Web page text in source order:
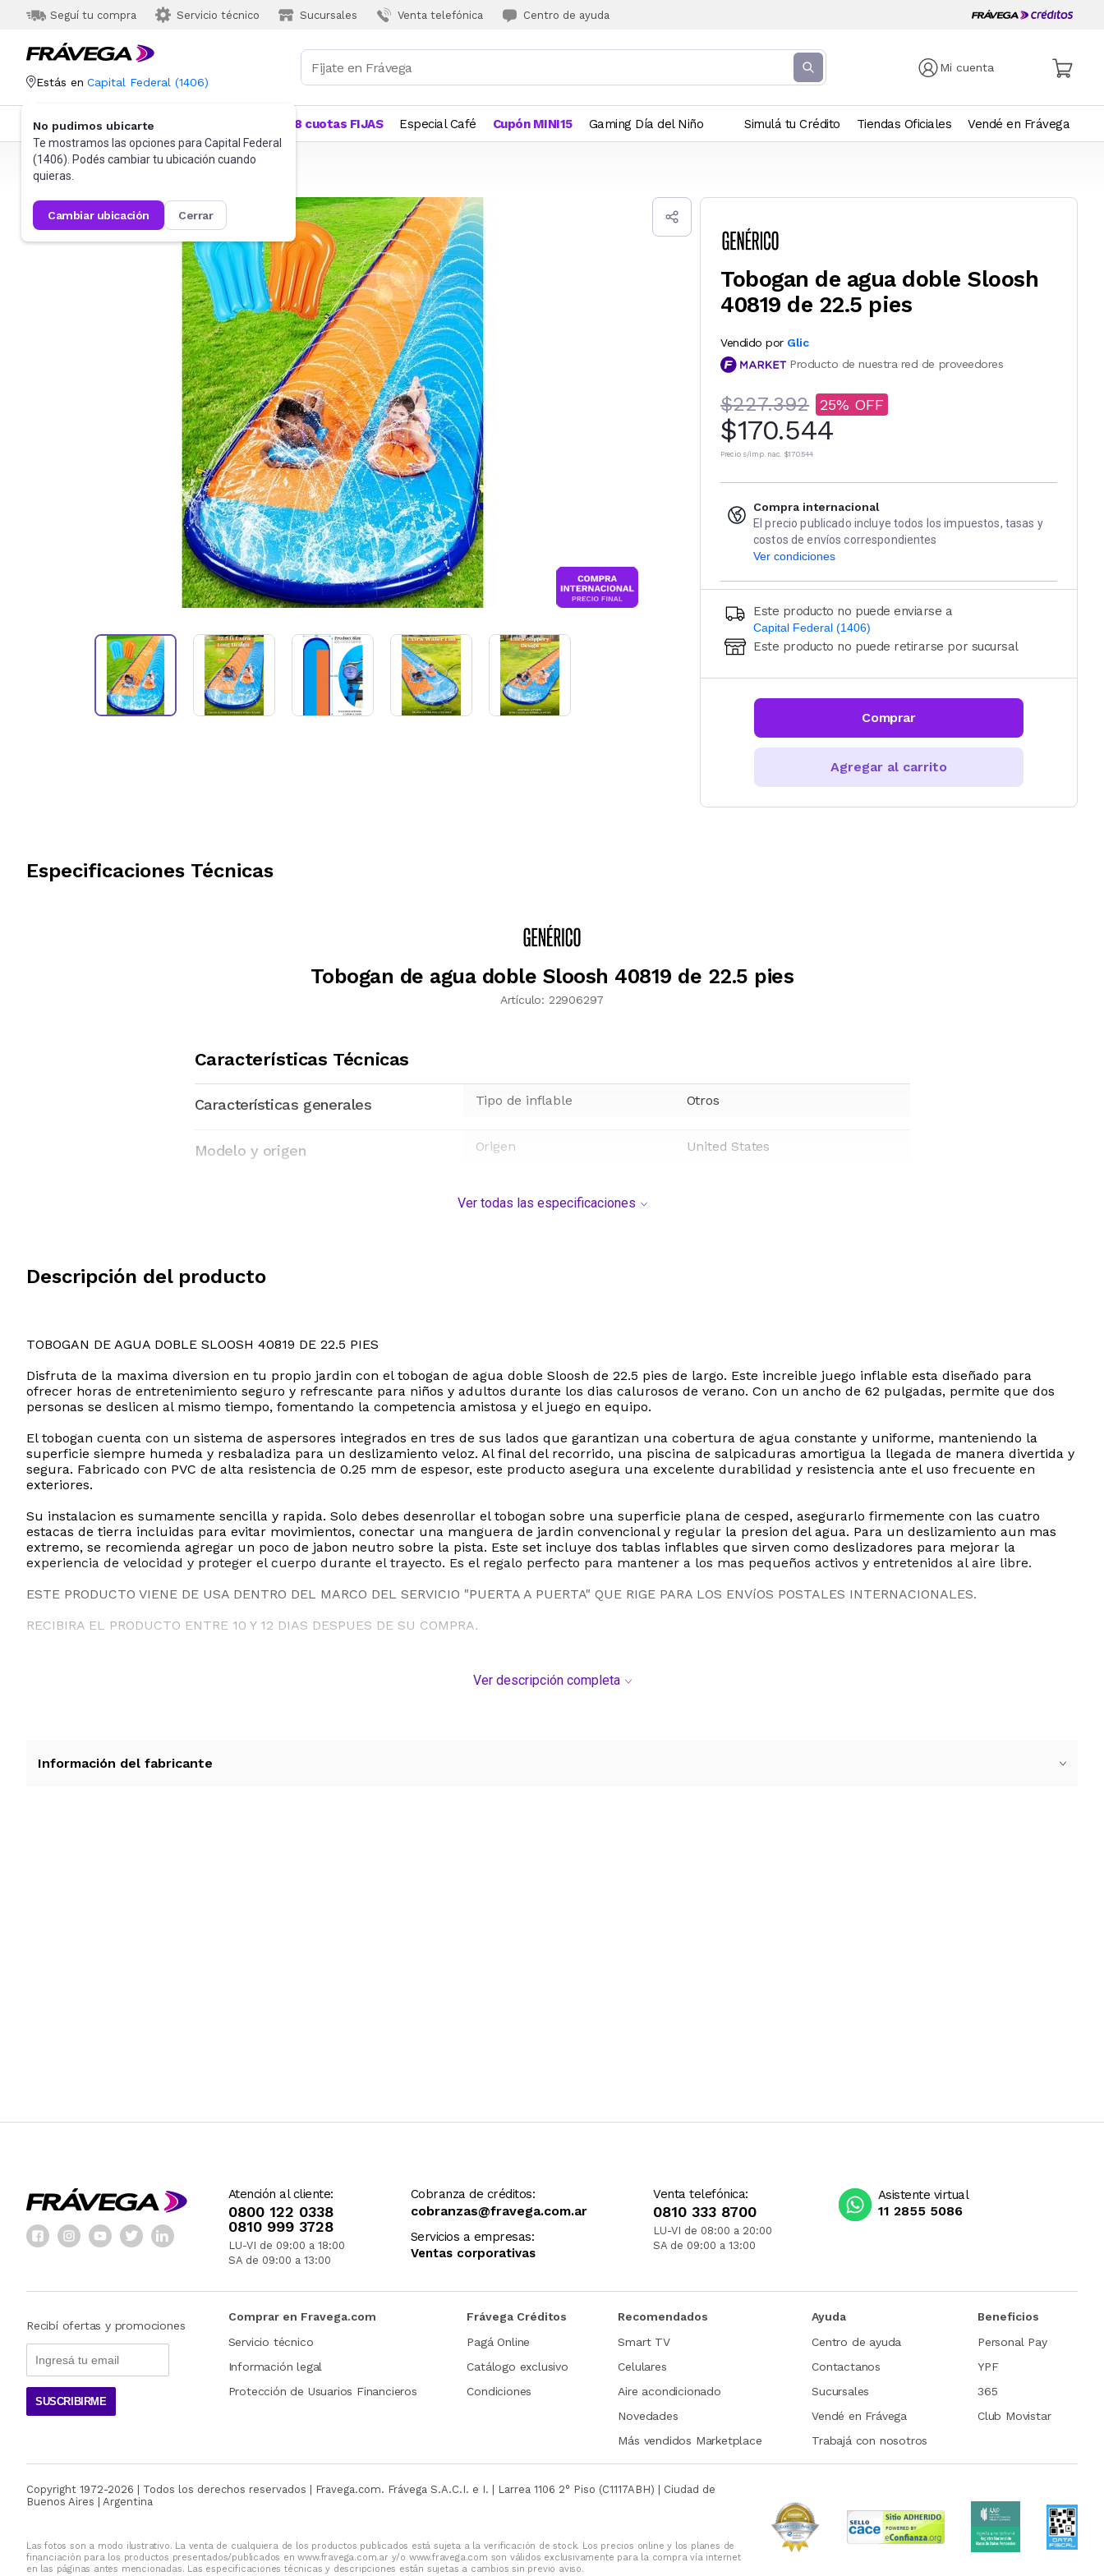
Seguí tu compra Servicio técnico Sucursales Venta telefónica Centro de ayuda
Mi cuenta
Estás en Capital Federal (1406)
No pudimos ubicarte
Te mostramos las opciones para Capital Federal
(1406). Podés cambiar tu ubicación cuando
quieras.
cambiar ubicación cerrar
Categorías Más Vendidos 18 cuotas FIJAS Especial Café Cupón MINI15 Gaming Día del Niño Simulá tu Crédito Tiendas Oficiales Vendé en Frávega
Frávega Jardín Piletas y piscinas Inflables
Tobogan de agua doble Sloosh
40819 de 22.5 pies
Vendido por Glic
Producto de nuestra red de proveedores
$227.392 25
$170.544
Precio s/imp. nac. $170.544
Compra internacional
El precio publicado incluye todos los impuestos, tasas y
costos de envíos correspondientes
Ver condiciones
Este producto no puede enviarse a
Capital Federal (1406)
Ingresá código postal (sólo números)
CALCULAR
Este producto no puede retirarse por sucursal
Comprar
Agregar al carrito
Especificaciones Técnicas
Tobogan de agua doble Sloosh 40819 de 22.5 pies
Artículo: 22906297
Características Técnicas
Características generales Tipo de inflable Otros
Modelo y origen Origen United States
Ver todas las especificaciones
Descripción del producto
TOBOGAN DE AGUA DOBLE SLOOSH 40819 DE 22.5 PIES
Disfruta de la maxima diversion en tu propio jardin con el tobogan de agua doble Sloosh de 22.5 pies de largo. Este increible juego inflable esta diseñado para
ofrecer horas de entretenimiento seguro y refrescante para niños y adultos durante los dias calurosos de verano. Con un ancho de 62 pulgadas, permite que dos
personas se deslicen al mismo tiempo, fomentando la competencia amistosa y el juego en equipo.
El tobogan cuenta con un sistema de aspersores integrados en tres de sus lados que garantizan una cobertura de agua constante y uniforme, manteniendo la
superficie siempre humeda y resbaladiza para un deslizamiento veloz. Al final del recorrido, una piscina de salpicaduras amortigua la llegada de manera divertida y
segura. Fabricado con PVC de alta resistencia de 0.25 mm de espesor, este producto asegura una excelente durabilidad y resistencia ante el uso frecuente en
exteriores.
Su instalacion es sumamente sencilla y rapida. Solo debes desenrollar el tobogan sobre una superficie plana de cesped, asegurarlo firmemente con las cuatro
estacas de tierra incluidas para evitar movimientos, conectar una manguera de jardin convencional y regular la presion del agua. Para un deslizamiento aun mas
extremo, se recomienda agregar un poco de jabon neutro sobre la pista. Este set incluye dos tablas inflables que sirven como deslizadores para mejorar la
experiencia de velocidad y proteger el cuerpo durante el trayecto. Es el regalo perfecto para mantener a los mas pequeños activos y entretenidos al aire libre.
ESTE PRODUCTO VIENE DE USA DENTRO DEL MARCO DEL SERVICIO "PUERTA A PUERTA" QUE RIGE PARA LOS ENVíOS POSTALES INTERNACIONALES.
RECIBIRA EL PRODUCTO ENTRE 10 Y 12 DIAS DESPUES DE SU COMPRA.
Ver descripción completa
Información del fabricante
Atención al cliente:
0800 122 0338
0810 999 3728
LU-VI de 09:00 a 18:00
SA de 09:00 a 13:00
Cobranza de créditos:
cobranzas@fravega.com.ar
Servicios a empresas:
Ventas corporativas
Venta telefónica:
0810 333 8700
LU-VI de 08:00 a 20:00
SA de 09:00 a 13:00
Asistente virtual
11 2855 5086
Recibí ofertas y promociones
SUSCRIBIRME
Comprar en Fravega.com
Servicio técnico
Información legal
Protección de Usuarios Financieros
Frávega Créditos
Pagá Online
Catálogo exclusivo
Condiciones
Recomendados
Smart TV
Celulares
Aire acondicionado
Novedades
Más vendidos Marketplace
Ayuda
Centro de ayuda
Contactanos
Sucursales
Vendé en Frávega
Trabajá con nosotros
Beneficios
Personal Pay
YPF
365
Club Movistar
Copyright 1972-2026 | Todos los derechos reservados | Fravega.com. Frávega S.A.C.I. e I. | Larrea 1106 2° Piso (C1117ABH) | Ciudad de
Buenos Aires | Argentina
Las fotos son a modo ilustrativo. La venta de cualquiera de los productos publicados está sujeta a la verificación de stock. Los precios online y los planes de
financiación para los productos presentados/publicados en www.fravega.com.ar y/o www.fravega.com son válidos exclusivamente para la compra vía internet
en las páginas antes mencionadas. Las especificaciones técnicas y descripciones están sujetas a cambios sin previo aviso.